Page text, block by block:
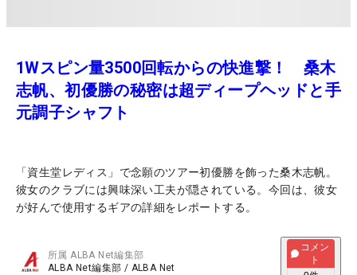
1Wスピン量3500回転からの快進撃！ 桑木
志帆、初優勝の秘密は超ディープヘッドと手
元調子シャフト
「資生堂レディス」で念願のツアー初優勝を飾った桑木志帆。
彼女のクラブには興味深い工夫が隠されている。今回は、彼女
が好んで使用するギアの詳細をレポートする。
所属ALBA Net編集部
ALBA Net編集部 / ALBA Net
コメン
ト